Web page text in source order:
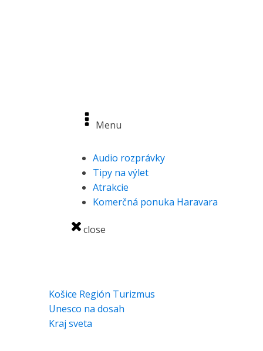
Menu
Audio rozprávky
Tipy na výlet
Atrakcie
Komerčná ponuka Haravara
close
Košice Región Turizmus
Unesco na dosah
Kraj sveta